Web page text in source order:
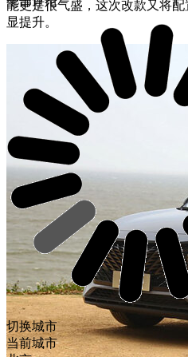
能更是很气盛，这次改款又将
显提升。
切换城市
当前城市